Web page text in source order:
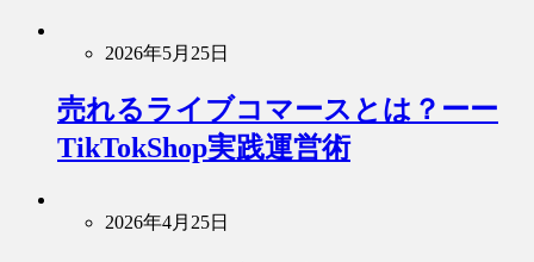
2026年5月25日
売れるライブコマースとは？ーー
TikTokShop実践運営術
2026年4月25日